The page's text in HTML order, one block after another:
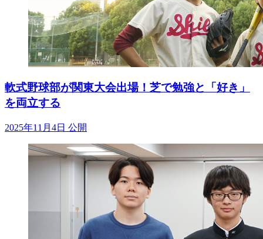
軟式野球部が関東大会出場！芝で勉強と「好き」
を両立する
2025年11月4日 公開